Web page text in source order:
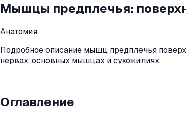
Мышцы предплечья:
Анатомия
Подробное описание мышц предплечья
нервах, основных мышцах и сухожилиях.
Оглавление